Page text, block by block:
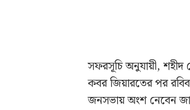
সফরসূচি অনুযায়ী, শহীদ
কবর জিয়ারতের পর
জনসভায় অংশ নেবেন